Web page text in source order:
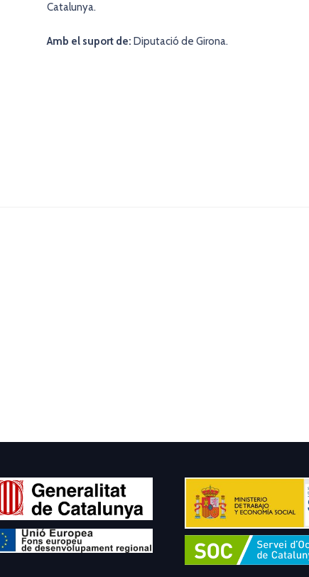
Catalunya.
Amb el suport de: Diputació de Girona.